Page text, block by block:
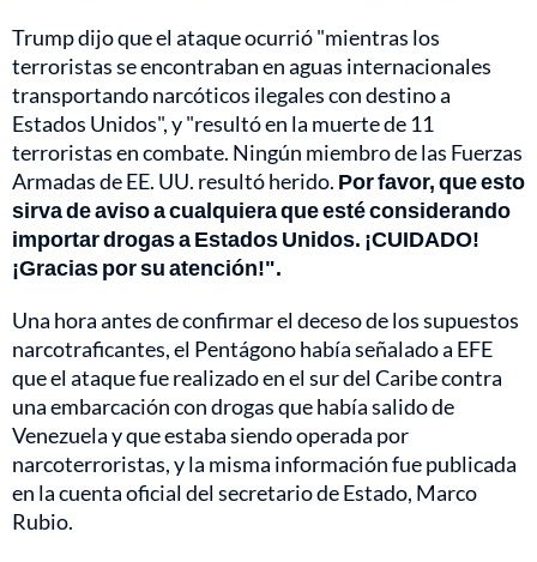
Trump dijo que el ataque ocurrió "mientras los
terroristas se encontraban en aguas internacionales
transportando narcóticos ilegales con destino a
Estados Unidos", y "resultó en la muerte de 11
terroristas en combate. Ningún miembro de las Fuerzas
Armadas de EE. UU. resultó herido. Por favor, que esto
sirva de aviso a cualquiera que esté considerando
importar drogas a Estados Unidos. ¡CUIDADO!
¡Gracias por su atención!".
Una hora antes de confirmar el deceso de los supuestos
narcotraficantes, el Pentágono había señalado a EFE
que el ataque fue realizado en el sur del Caribe contra
una embarcación con drogas que había salido de
Venezuela y que estaba siendo operada por
narcoterroristas, y la misma información fue publicada
en la cuenta oficial del secretario de Estado, Marco
Rubio.